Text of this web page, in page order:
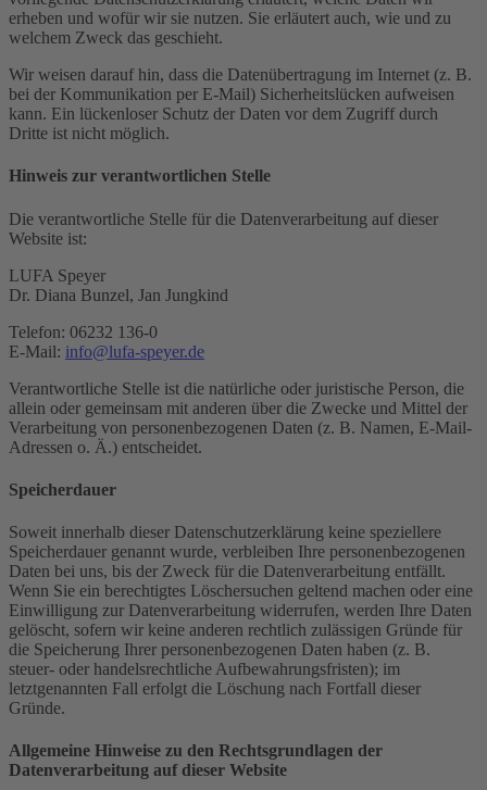
erheben und wofür wir sie nutzen. Sie erläutert auch, wie und zu
welchem Zweck das geschieht.
Wir weisen darauf hin, dass die Datenübertragung im Internet (z. B.
bei der Kommunikation per E-Mail) Sicherheitslücken aufweisen
kann. Ein lückenloser Schutz der Daten vor dem Zugriff durch
Dritte ist nicht möglich.
Hinweis zur verantwortlichen Stelle
Die verantwortliche Stelle für die Datenverarbeitung auf dieser
Website ist:
LUFA Speyer
Dr. Diana Bunzel, Jan Jungkind
Telefon: 06232 136-0
E-Mail: info@lufa-speyer.de
Verantwortliche Stelle ist die natürliche oder juristische Person, die
allein oder gemeinsam mit anderen über die Zwecke und Mittel der
Verarbeitung von personenbezogenen Daten (z. B. Namen, E-Mail-
Adressen o. Ä.) entscheidet.
Speicherdauer
Soweit innerhalb dieser Datenschutzerklärung keine speziellere
Speicherdauer genannt wurde, verbleiben Ihre personenbezogenen
Daten bei uns, bis der Zweck für die Datenverarbeitung entfällt.
Wenn Sie ein berechtigtes Löschersuchen geltend machen oder eine
Einwilligung zur Datenverarbeitung widerrufen, werden Ihre Daten
gelöscht, sofern wir keine anderen rechtlich zulässigen Gründe für
die Speicherung Ihrer personenbezogenen Daten haben (z. B.
steuer- oder handelsrechtliche Aufbewahrungsfristen); im
letztgenannten Fall erfolgt die Löschung nach Fortfall dieser
Gründe.
Allgemeine Hinweise zu den Rechtsgrundlagen der
Datenverarbeitung auf dieser Website